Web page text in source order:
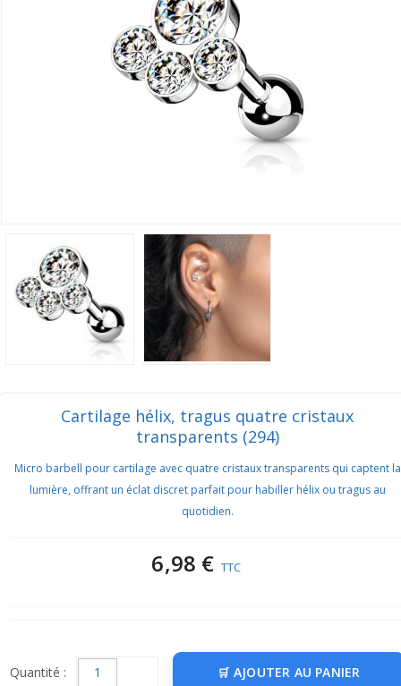
Cartilage hélix, tragus quatre cristaux
transparents (294)
Micro barbell pour cartilage avec quatre cristaux transparents qui captent la
lumière, offrant un éclat discret parfait pour habiller hélix ou tragus au
quotidien.
6,98 € TTC
Quantité : AJOUTER AU PANIER